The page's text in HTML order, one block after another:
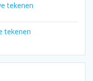
tekenen
tekenen